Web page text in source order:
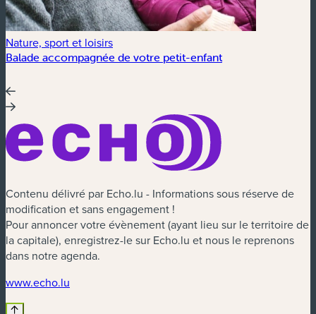
Nature, sport et loisirs
Balade accompagnée de votre petit-enfant
Contenu délivré par Echo.lu - Informations sous réserve de
modification et sans engagement !
Pour annoncer votre évènement (ayant lieu sur le territoire de
la capitale), enregistrez-le sur Echo.lu et nous le reprenons
dans notre agenda.
www.echo.lu